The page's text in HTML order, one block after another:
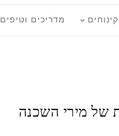
קינוחים מדריכים וטיפים
של מירי השכנה